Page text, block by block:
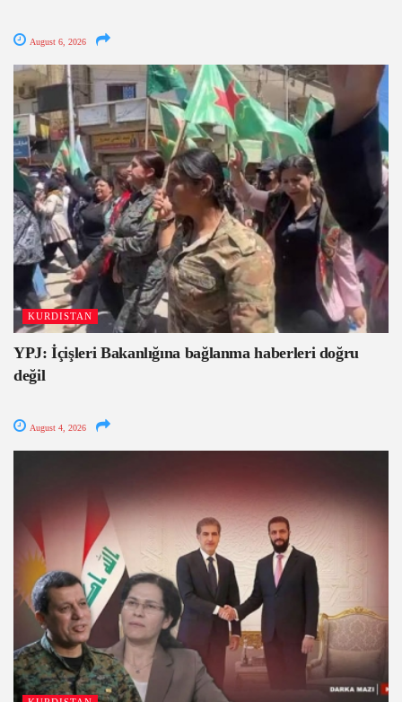
August 6, 2026
KURDISTAN
YPJ: İçişleri Bakanlığına bağlanma haberleri doğru
değil
August 4, 2026